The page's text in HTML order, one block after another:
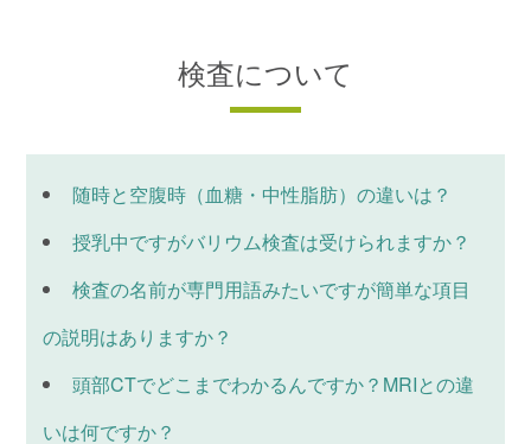
検査について
随時と空腹時（血糖・中性脂肪）の違いは？
授乳中ですがバリウム検査は受けられますか？
検査の名前が専門用語みたいですが簡単な項目
の説明はありますか？
頭部CTでどこまでわかるんですか？MRIとの違
いは何ですか？